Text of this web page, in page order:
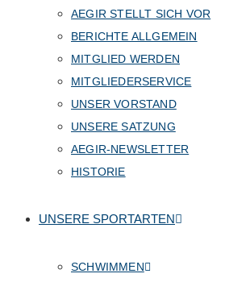
AEGIR STELLT SICH VOR
BERICHTE ALLGEMEIN
MITGLIED WERDEN
MITGLIEDERSERVICE
UNSER VORSTAND
UNSERE SATZUNG
AEGIR-NEWSLETTER
HISTORIE
UNSERE SPORTARTEN
SCHWIMMEN